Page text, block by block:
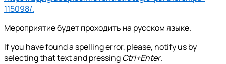
115098/.
Мероприятие будет проходить на русском языке.
If you have found a spelling error, please, notify us by
selecting that text and pressingCtrl+Enter.